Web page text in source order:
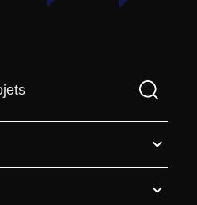
devez saisir un terme de